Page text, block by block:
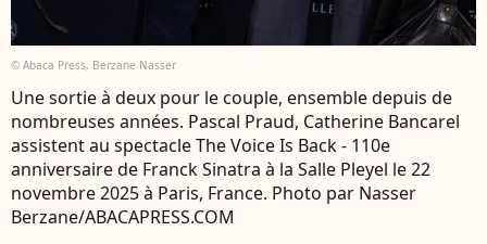
© Abaca Press, Berzane Nasser
Une sortie à deux pour le couple, ensemble depuis de
nombreuses années. Pascal Praud, Catherine Bancarel
assistent au spectacle The Voice Is Back - 110e
anniversaire de Franck Sinatra à la Salle Pleyel le 22
novembre 2025 à Paris, France. Photo par Nasser
Berzane/ABACAPRESS.COM